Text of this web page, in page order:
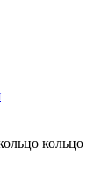
кольцо